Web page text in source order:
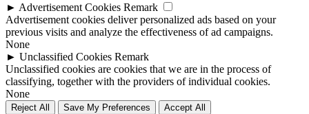
► Advertisement Cookies Remark
Advertisement cookies deliver personalized ads based on your
previous visits and analyze the effectiveness of ad campaigns.
None
► Unclassified Cookies Remark
Unclassified cookies are cookies that we are in the process of
classifying, together with the providers of individual cookies.
None
Reject All Save My Preferences Accept All